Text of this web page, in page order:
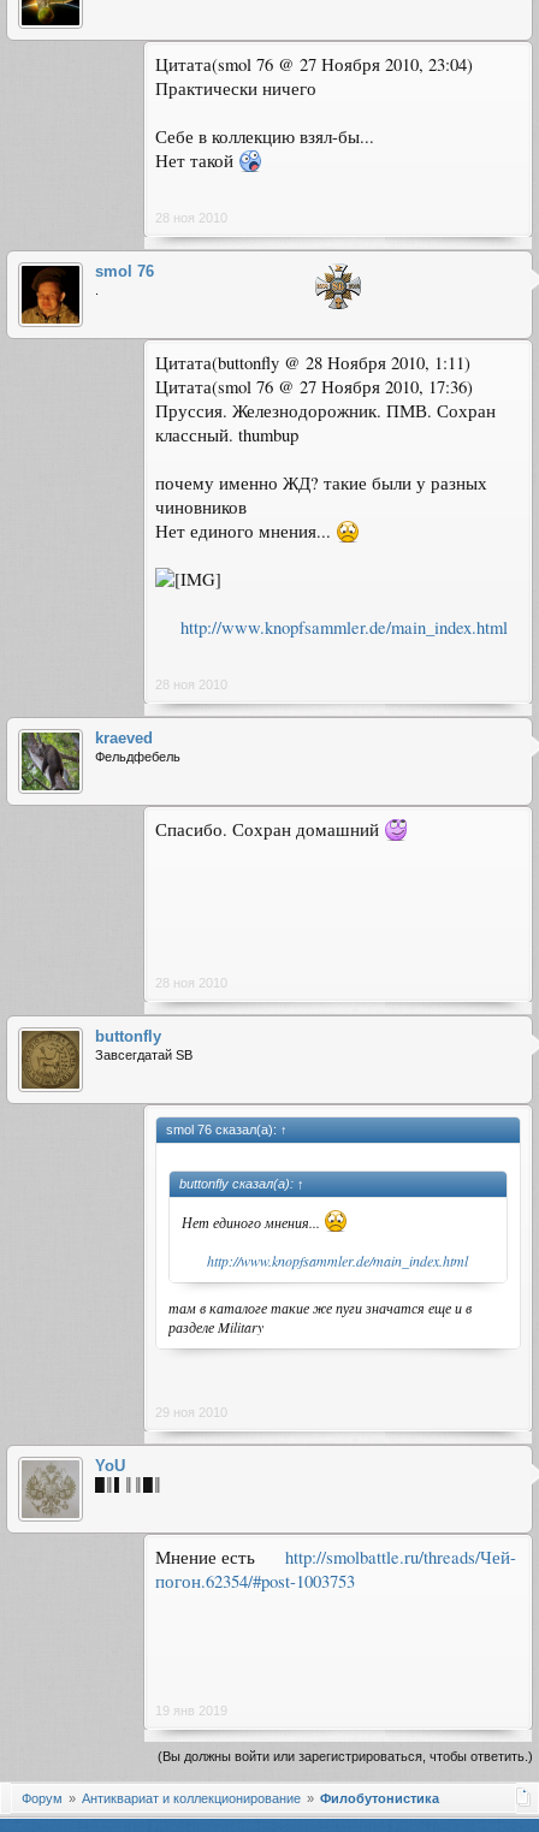
Цитата(smol 76 @ 27 Ноября 2010, 23:04)
Практически ничего
Себе в коллекцию взял-бы...
Нет такой
28 ноя 2010
smol 76
Цитата(buttonfly @ 28 Ноября 2010, 1:11)
Цитата(smol 76 @ 27 Ноября 2010, 17:36)
Пруссия. Железнодорожник. ПМВ. Сохран
классный. thumbup
почему именно ЖД? такие были у разных
чиновников
Нет единого мнения...
http://www.knopfsammler.de/main_index.html
28 ноя 2010
kraeved
Фельдфебель
Спасибо. Сохран домашний
28 ноя 2010
buttonfly
Завсегдатай SB
smol 76 сказал(а): ↑
buttonfly сказал(а): ↑
Нет единого мнения...
http://www.knopfsammler.de/main_index.html
там в каталоге такие же пуги значатся еще и в
разделе Military
29 ноя 2010
YoU
Мнение есть
http://smolbattle.ru/threads/Чей-
погон.62354/#post-1003753
19 янв 2019
(Вы должны войти или зарегистрироваться, чтобы ответить.)
Форум Антиквариат и коллекционирование Филобутонистика